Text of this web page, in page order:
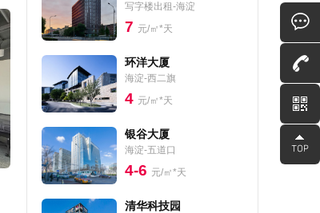
写字楼出租-海淀
7 元/㎡*天
环洋大厦
海淀-西二旗
4 元/㎡*天
银谷大厦
海淀-五道口
4-6 元/㎡*天
清华科技园